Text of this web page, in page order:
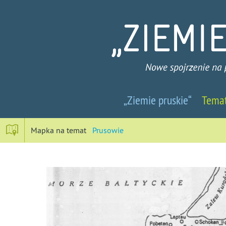
pruskie
-
spojrzenie
„Ziemie pruskie“
Mapka na temat Prusowie